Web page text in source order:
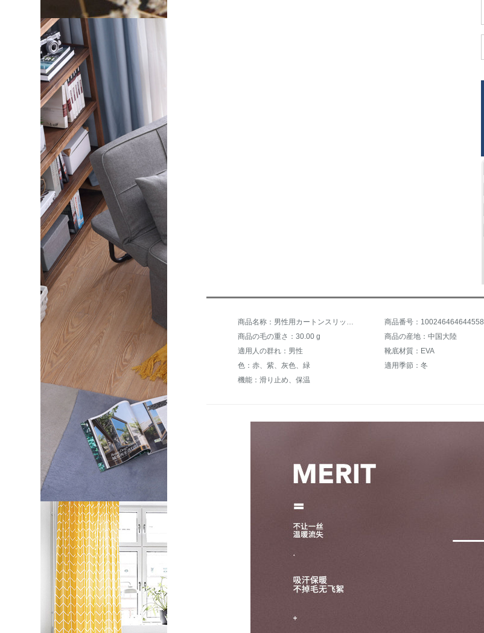
商品名称：男性用カートンスリッパ冬季室内室内室内室内保温毛2020年新型カップル綿スリッパ女性紺熊防水42/43（41/42着用を推奨） 商品番号：100246464644558
商品の毛の重さ：30.00 g
商品の産地：中国大陸
適用人の群れ：男性
靴底材質：EVA
色：赤、紫、灰色、緑
適用季節：冬
機能：滑り止め、保温